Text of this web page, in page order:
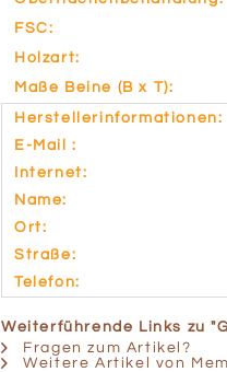
FSC:
Holzart:
Maße Beine (B x T):
Herstellerinformationen:
E-Mail :
Internet:
Name:
Ort:
Straße:
Telefon:
Weiterführende Links zu
Fragen zum Artikel?
Weitere Artikel von